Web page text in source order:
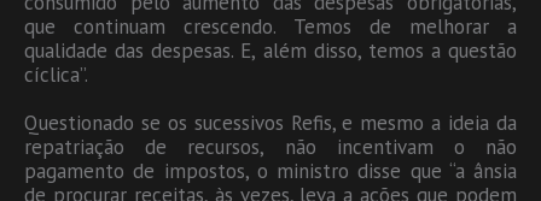
que continuam crescendo. Temos de melhorar a
qualidade das despesas. E, além disso, temos a questão
cíclica”.
Questionado se os sucessivos Refis, e mesmo a ideia da
repatriação de recursos, não incentivam o não
pagamento de impostos, o ministro disse que “a ânsia
de procurar receitas, às vezes, leva a ações que podem